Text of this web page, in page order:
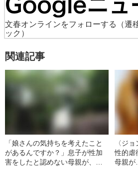
文春オンラインをフォローする
（遷
ック）
関連記事
「娘さんの気持ちを考えたこと
があるんですか？」息子が性加
害をしたと認めない母親が、逆
〈ジ
性的虐
母親